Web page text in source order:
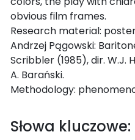
obvious film frames.
Research material:
Andrzej Pągowski:
Scribbler (1985), dir. W.J.
A. Barański.
Methodology:
Słowa kluczowe: